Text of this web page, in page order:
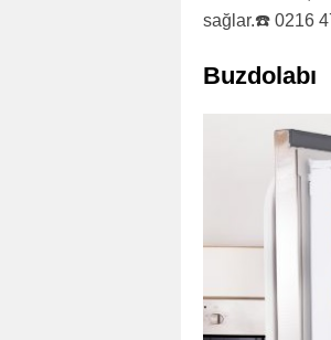
sağlar.☎️ 0216
Buzdolabı